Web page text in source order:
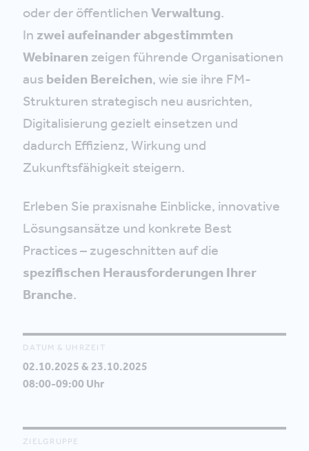
oder der öffentlichen Verwaltung.
In zwei aufeinander abgestimmten
Webinaren zeigen führende Organisationen
aus beiden Bereichen, wie sie ihre FM-
Strukturen strategisch neu ausrichten,
Digitalisierung gezielt einsetzen und
dadurch Effizienz, Wirkung und
Zukunftsfähigkeit steigern.
Erleben Sie praxisnahe Einblicke, innovative
Lösungsansätze und konkrete Best
Practices – zugeschnitten auf die
spezifischen Herausforderungen Ihrer
Branche.
DATUM & UHRZEIT
02.10.2025 & 23.10.2025
08:00-09:00 Uhr
ZIELGRUPPE